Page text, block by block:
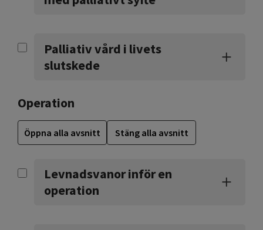
Palliativ vård i livets
slutskede
Operation
Öppna alla avsnitt Stäng alla avsnitt
Levnadsvanor inför en
operation